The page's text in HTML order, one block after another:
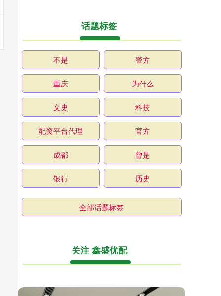
话题标签
不是 警方
重庆 为什么
文史 科技
配资平台代理 官方
成都 曾是
银行 历史
全部话题标签
关注 鑫盛优配